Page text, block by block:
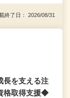
了日： 2026/08/31
長を支える注
格取得支援◆